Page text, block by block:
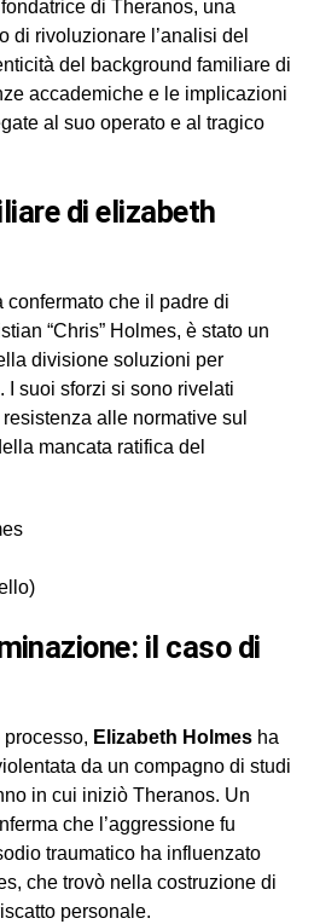
di Theranos, una
di rivoluzionare l’analisi del
del background familiare di
accademiche e le implicazioni
al suo operato e al tragico
confermato che il padre di
“Chris” Holmes, è stato un
divisione soluzioni per
I suoi sforzi si sono rivelati
alle normative sul
mancata ratifica del
Elizabeth Holmesha
da un compagno di studi
in cui iniziò Theranos. Un
che l’aggressione fu
traumatico ha influenzato
che trovò nella costruzione di
personale.